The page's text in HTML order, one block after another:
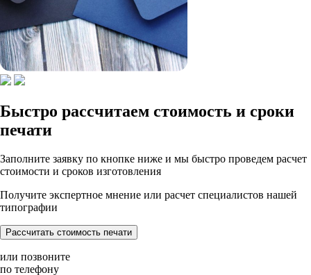
Быстро рассчитаем стоимость и сроки
печати
Заполните заявку по кнопке ниже и мы быстро проведем расчет
стоимости и сроков изготовления
Получите экспертное мнение или расчет специалистов нашей
типографии
Рассчитать стоимость печати
или позвоните
по телефону